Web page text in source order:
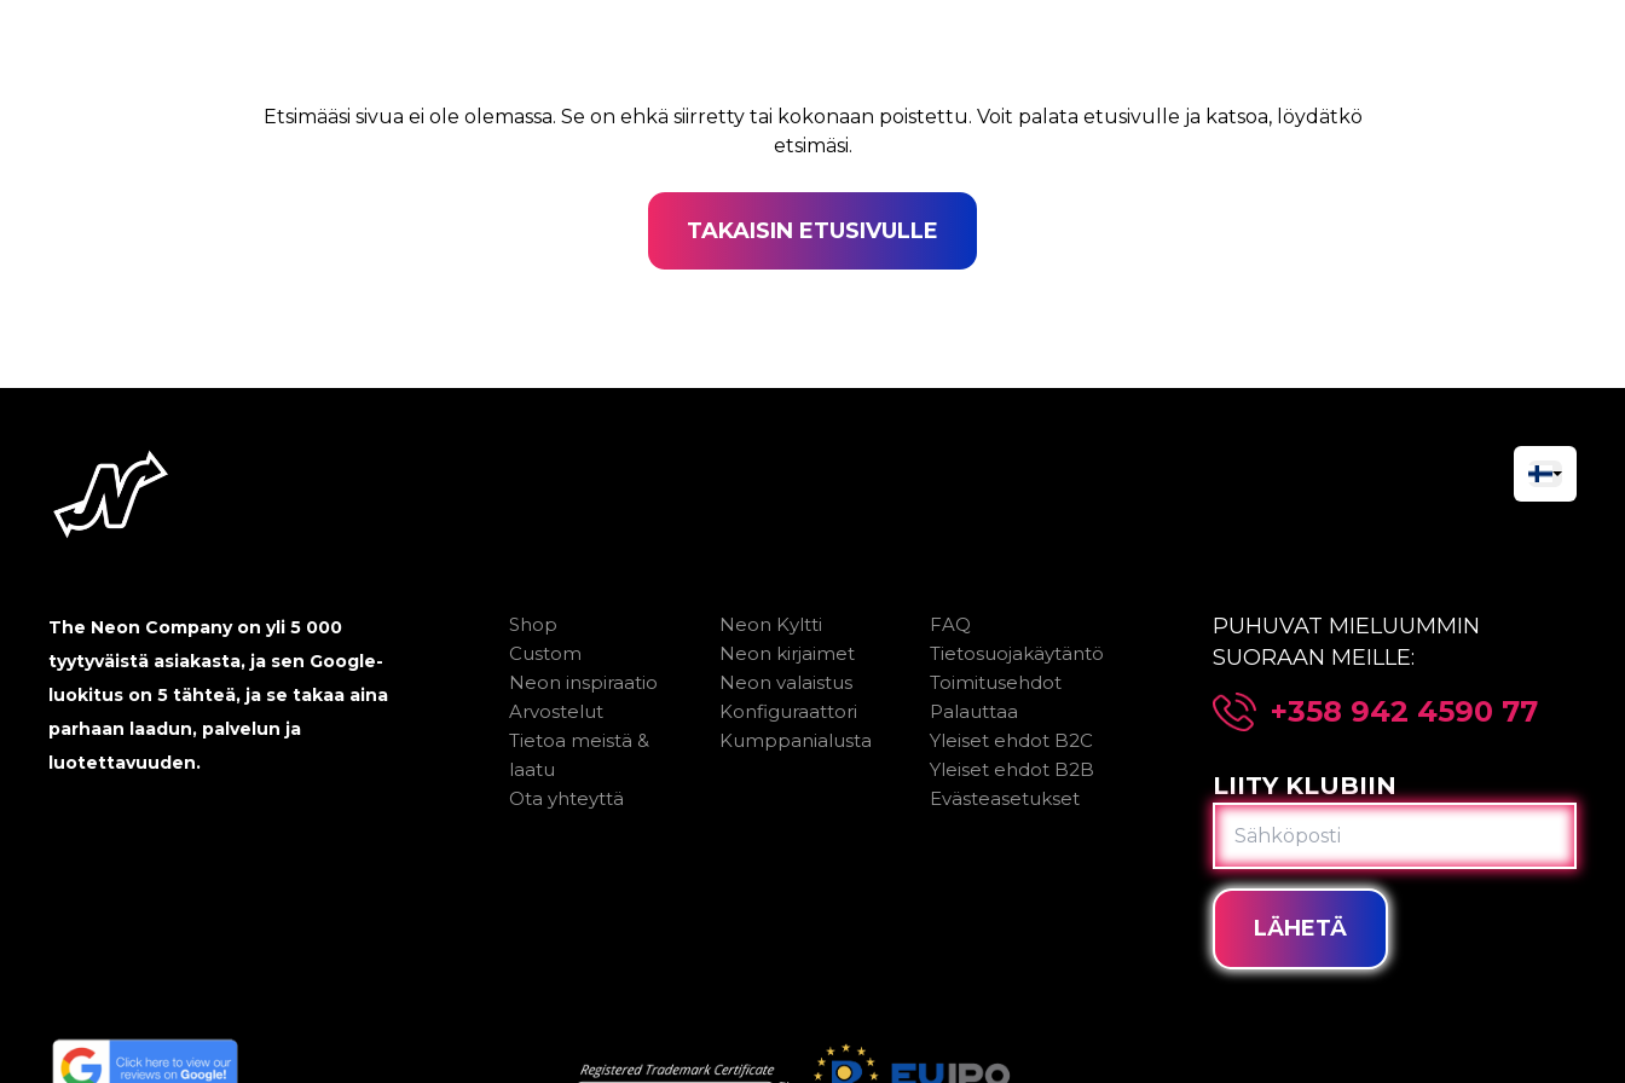
Etsimääsi sivua ei ole olemassa. Se on ehkä siirretty tai kokonaan poistettu. Voit palata etusivulle ja katsoa, löydätkö
etsimäsi.
TAKAISIN ETUSIVULLE
The Neon Company on yli 5 000
tyytyväistä asiakasta, ja sen Google-
luokitus on 5 tähteä, ja se takaa aina
parhaan laadun, palvelun ja
luotettavuuden.
Shop
Custom
Neon inspiraatio
Arvostelut
Tietoa meistä &
laatu
Ota yhteyttä
Neon Kyltti
Neon kirjaimet
Neon valaistus
Konfiguraattori
Kumppanialusta
FAQ
Tietosuojakäytäntö
Toimitusehdot
Palauttaa
Yleiset ehdot B2C
Yleiset ehdot B2B
Evästeasetukset
PUHUVAT MIELUUMMIN
SUORAAN MEILLE:
+358 942 4590 77
LIITY KLUBIIN
SÄHKÖPOSTI
LÄHETÄ